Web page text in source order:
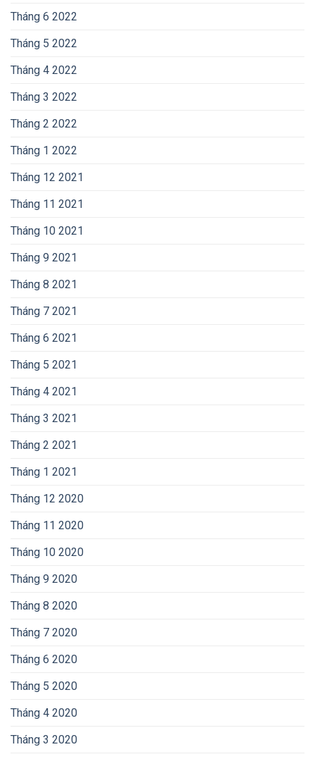
Tháng 6 2022
Tháng 5 2022
Tháng 4 2022
Tháng 3 2022
Tháng 2 2022
Tháng 1 2022
Tháng 12 2021
Tháng 11 2021
Tháng 10 2021
Tháng 9 2021
Tháng 8 2021
Tháng 7 2021
Tháng 6 2021
Tháng 5 2021
Tháng 4 2021
Tháng 3 2021
Tháng 2 2021
Tháng 1 2021
Tháng 12 2020
Tháng 11 2020
Tháng 10 2020
Tháng 9 2020
Tháng 8 2020
Tháng 7 2020
Tháng 6 2020
Tháng 5 2020
Tháng 4 2020
Tháng 3 2020